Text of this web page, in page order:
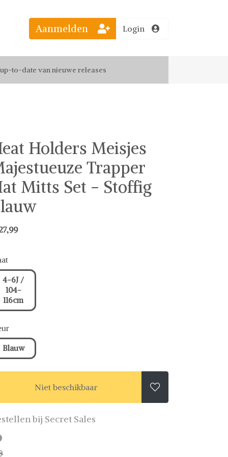
jouw favoriete looks
to-date van nieuwe releases
Aanmelden Login
Holders Meisjes
Trapper
Mitts Set - Stoffig
4-6J /
104-
116cm
Blauw
Niet beschikbaar 
bij Secret Sales